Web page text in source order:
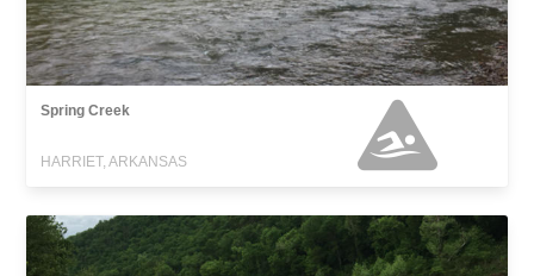
Spring Creek
HARRIET, ARKANSAS